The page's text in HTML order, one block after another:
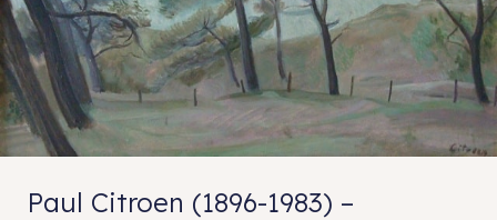
Paul Citroen (1896-1983) –